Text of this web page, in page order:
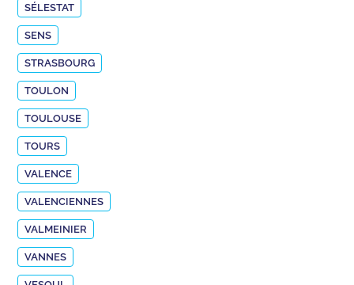
SÉLESTAT
SENS
STRASBOURG
TOULON
TOULOUSE
TOURS
VALENCE
VALENCIENNES
VALMEINIER
VANNES